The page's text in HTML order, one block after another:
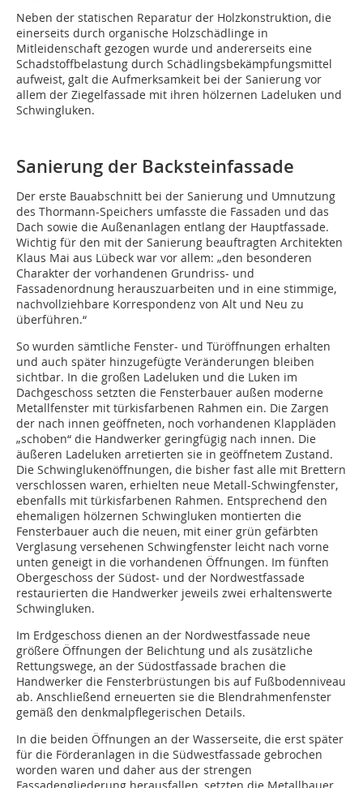
Neben der statischen Reparatur der Holzkonstruktion, die
einerseits durch organische Holzschädlinge in
Mitleidenschaft gezogen wurde und andererseits eine
Schadstoffbelastung durch Schädlingsbekämpfungsmittel
aufweist, galt die Aufmerksamkeit bei der Sanierung vor
allem der Ziegelfassade mit ihren hölzernen Ladeluken und
Schwingluken.
Sanierung der Backsteinfassade
Der erste Bauabschnitt bei der Sanierung und Umnutzung
des Thormann-Speichers umfasste die Fassaden und das
Dach sowie die Außenanlagen entlang der Hauptfassade.
Wichtig für den mit der Sanierung beauftragten Architekten
Klaus Mai aus Lübeck war vor allem: „den besonderen
Charakter der vorhandenen Grundriss- und
Fassadenordnung herauszuarbeiten und in eine stimmige,
nachvollziehbare Korrespondenz von Alt und Neu zu
überführen.“
So wurden sämtliche Fenster- und Türöffnungen erhalten
und auch später hinzugefügte Veränderungen bleiben
sichtbar. In die großen Ladeluken und die Luken im
Dachgeschoss setzten die Fensterbauer außen moderne
Metallfenster mit türkisfarbenen Rahmen ein. Die Zargen
der nach innen geöffneten, noch vorhan­denen Klappläden
„schoben“ die Handwerker geringfügig nach innen. Die
äußeren Ladeluken arretierten sie in geöffnetem Zustand.
Die Schwinglukenöffnungen, die bisher fast alle mit Brettern
verschlossen waren, erhielten neue Metall-Schwingfenster,
ebenfalls mit türkisfarbenen Rahmen. Entsprechend den
ehemaligen hölzernen Schwingluken montierten die
Fensterbauer auch die neuen, mit einer grün gefärbten
Verglasung versehenen Schwingfenster leicht nach vorne
unten geneigt in die vorhandenen Öffnungen. Im fünften
Obergeschoss der Südost- und der Nordwestfassade
restaurierten die Handwerker jeweils zwei erhaltenswerte
Schwingluken.
Im Erdgeschoss dienen an der Nordwestfassade neue
größere Öffnungen der Belichtung und als zusätzliche
Rettungswege, an der Südostfassade brachen die
Handwerker die Fensterbrüstungen bis auf Fußbodenniveau
ab. Anschließend erneuerten sie die Blendrahmenfenster
gemäß den denkmalpflegerischen Details.
In die beiden Öffnungen an der Wasserseite, die erst später
für die Förderanlagen in die Südwestfassade gebrochen
worden waren und daher aus der strengen